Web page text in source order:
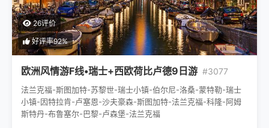
26评价
好评率92%
欧洲风情游F线•瑞士+西欧荷比卢德9日游 #3077
法兰克福-斯图加特-苏黎世-瑞士小镇-伯尔尼-洛桑-蒙特勒-瑞士
小镇-因特拉肯-卢塞恩-沙夫豪森-斯图加特-法兰克福-科隆-阿姆
斯特丹-布鲁塞尔-巴黎-卢森堡-法兰克福